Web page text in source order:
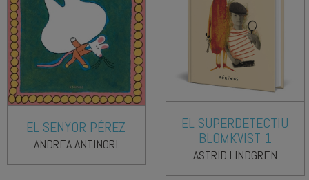
EL SENYOR PÉREZ
ANDREA ANTINORI
EL SUPERDETECTIU
BLOMKVIST 1
ASTRID LINDGREN